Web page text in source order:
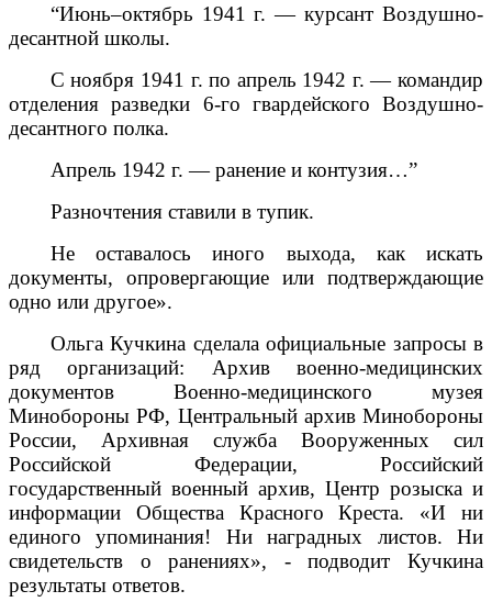
“Июнь–октябрь 1941 г. — курсант Воздушно-
десантной школы.
С ноября 1941 г. по апрель 1942 г. — командир
отделения разведки 6-го гвардейского Воздушно-
десантного полка.
Апрель 1942 г. — ранение и контузия…”
Разночтения ставили в тупик.
Не оставалось иного выхода, как искать
документы, опровергающие или подтверждающие
одно или другое».
Ольга Кучкина сделала официальные запросы в
ряд организаций: Архив военно-медицинских
документов Военно-медицинского музея
Минобороны РФ, Центральный архив Минобороны
России, Архивная служба Вооруженных сил
Российской Федерации, Российский
государственный военный архив, Центр розыска и
информации Общества Красного Креста. «И ни
единого упоминания! Ни наградных листов. Ни
свидетельств о ранениях», - подводит Кучкина
результаты ответов.